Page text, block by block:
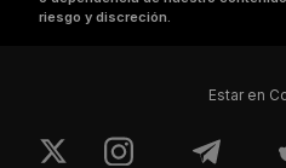
riesgo y discreción.
Estar en